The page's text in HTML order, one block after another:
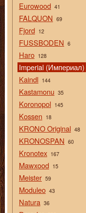
Eurowood 41
FALQUON 69
Fjord 12
FUSSBODEN 6
Haro 128
Imperial (Империал)
Kaindl 144
Kastamonu 35
Koronopol 145
Kossen 18
KRONO Original 48
KRONOSPAN 60
Kronotex 167
Mawxood 15
Meister 59
Moduleo 43
Natura 36